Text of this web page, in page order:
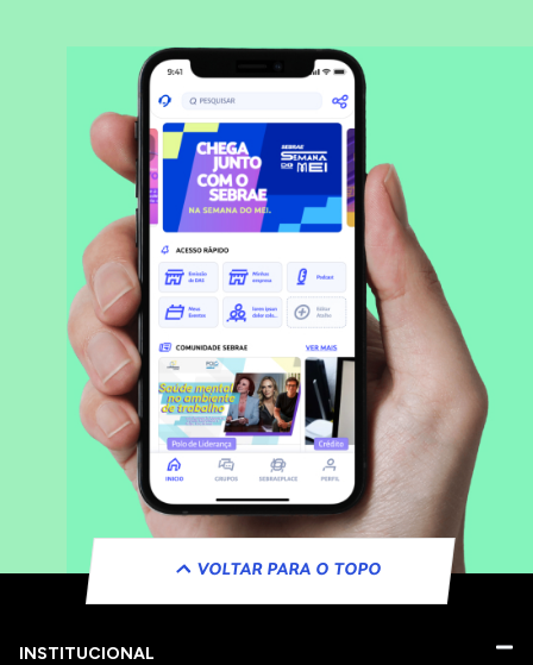
VOLTAR PARA O TOPO
INSTITUCIONAL